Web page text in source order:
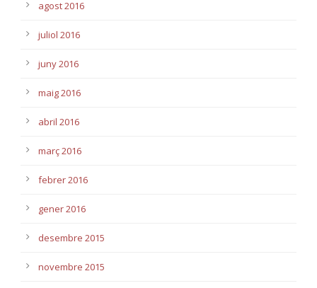
agost 2016
juliol 2016
juny 2016
maig 2016
abril 2016
març 2016
febrer 2016
gener 2016
desembre 2015
novembre 2015